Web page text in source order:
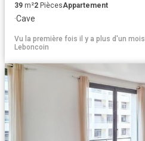
39 m²2 PiècesAppartement
·Cave
Vu la première fois il y a plus d'un mois
Leboncoin